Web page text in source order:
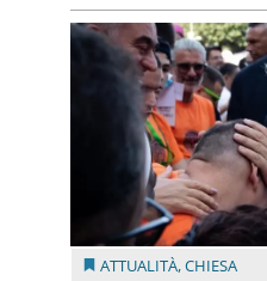
ATTUALITÀ,CHIESA